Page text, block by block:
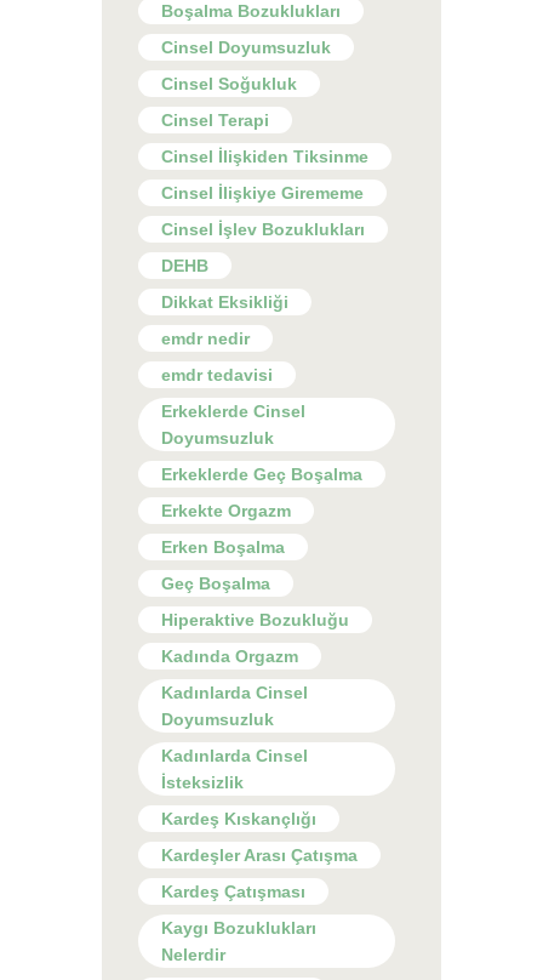
Boşalma Bozuklukları
Cinsel Doyumsuzluk
Cinsel Soğukluk
Cinsel Terapi
Cinsel İlişkiden Tiksinme
Cinsel İlişkiye Girememe
Cinsel İşlev Bozuklukları
DEHB
Dikkat Eksikliği
emdr nedir
emdr tedavisi
Erkeklerde Cinsel
Doyumsuzluk
Erkeklerde Geç Boşalma
Erkekte Orgazm
Erken Boşalma
Geç Boşalma
Hiperaktive Bozukluğu
Kadında Orgazm
Kadınlarda Cinsel
Doyumsuzluk
Kadınlarda Cinsel
İsteksizlik
Kardeş Kıskançlığı
Kardeşler Arası Çatışma
Kardeş Çatışması
Kaygı Bozuklukları
Nelerdir